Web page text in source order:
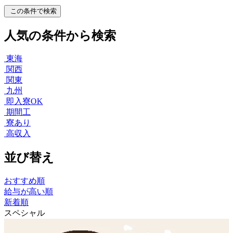
この条件で検索
人気の条件から検索
東海
関西
関東
九州
即入寮OK
期間工
寮あり
高収入
並び替え
おすすめ順
給与が高い順
新着順
スペシャル